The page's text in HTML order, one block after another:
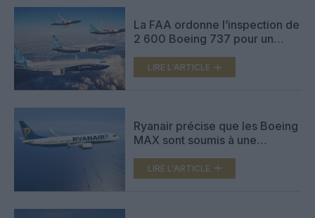
La FAA ordonne l’inspection de
2 600 Boeing 737 pour un
oxygène
LIRE L'ARTICLE
Ryanair précise que les Boeing
MAX sont soumis à une
heures après leur livraison
LIRE L'ARTICLE